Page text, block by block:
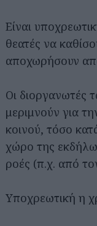
Είναι
θεατές να
αποχωρήσουν
Οι διοργανωτές
μεριμνούν για
κοινού, τόσο
χώρο της
ροές (π.χ. από
Υποχρεωτική η